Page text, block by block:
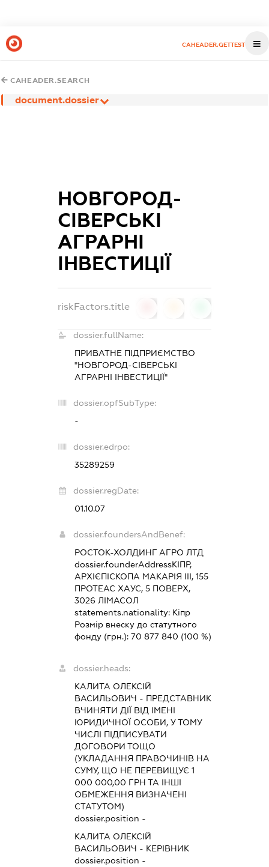
CAHEADER.GETTEST
CAHEADER.SEARCH
document.dossier
НОВГОРОД-
СІВЕРСЬКІ
АГРАРНІ
ІНВЕСТИЦІЇ
riskFactors.title
dossier.fullName:
ПРИВАТНЕ ПІДПРИЄМСТВО
"НОВГОРОД-СІВЕРСЬКІ
АГРАРНІ ІНВЕСТИЦІЇ"
dossier.opfSubType:
-
dossier.edrpo:
35289259
dossier.regDate:
01.10.07
dossier.foundersAndBenef:
РОСТОК-ХОЛДИНГ АГРО ЛТД
dossier.founderAddressКІПР,
АРХІЄПІСКОПА МАКАРІЯ ІІІ, 155
ПРОТЕАС ХАУС, 5 ПОВЕРХ,
3026 ЛІМАСОЛ
statements.nationality: Кіпр
Розмір внеску до статутного
фонду (грн.): 70 877 840 (100 %)
dossier.heads:
КАЛИТА ОЛЕКСІЙ
ВАСИЛЬОВИЧ - ПРЕДСТАВНИК
ВЧИНЯТИ ДІЇ ВІД ІМЕНІ
ЮРИДИЧНОЇ ОСОБИ, У ТОМУ
ЧИСЛІ ПІДПИСУВАТИ
ДОГОВОРИ ТОЩО
(УКЛАДАННЯ ПРАВОЧИНІВ НА
СУМУ, ЩО НЕ ПЕРЕВИЩУЄ 1
000 000,00 ГРН ТА ІНШІ
ОБМЕЖЕННЯ ВИЗНАЧЕНІ
СТАТУТОМ)
dossier.position -
КАЛИТА ОЛЕКСІЙ
ВАСИЛЬОВИЧ - КЕРІВНИК
dossier.position -